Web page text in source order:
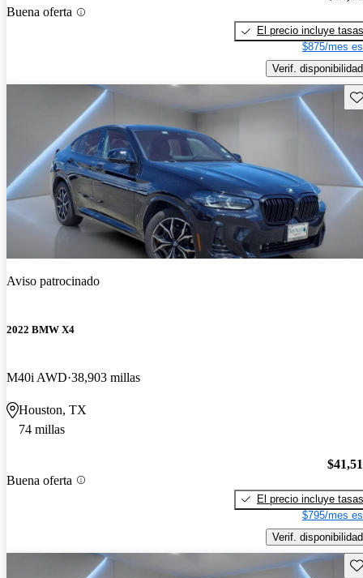
Buena oferta
El precio incluye tasas
$875/mes
Verif. disponibilidad
Aviso patrocinado
2022 BMW X4
M40i AWD 38,903 millas
Houston, TX
74 millas
Buena oferta
El precio incluye tasas
$795/mes
Verif. disponibilidad